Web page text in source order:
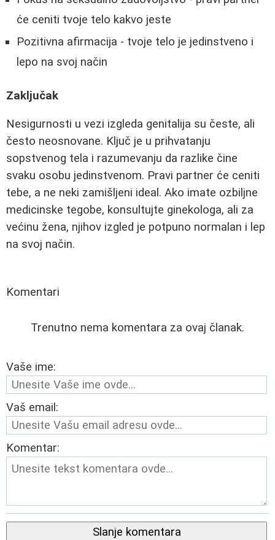
će ceniti tvoje telo kakvo jeste
Pozitivna afirmacija - tvoje telo je jedinstveno i
lepo na svoj način
Zaključak
Nesigurnosti u vezi izgleda genitalija su česte, ali
često neosnovane. Ključ je u prihvatanju
sopstvenog tela i razumevanju da razlike čine
svaku osobu jedinstvenom. Pravi partner će ceniti
tebe, a ne neki zamišljeni ideal. Ako imate ozbiljne
medicinske tegobe, konsultujte ginekologa, ali za
većinu žena, njihov izgled je potpuno normalan i lep
na svoj način.
Komentari
Trenutno nema komentara za ovaj članak.
Vaše ime:
Vaš email:
Komentar:
Slanje komentara